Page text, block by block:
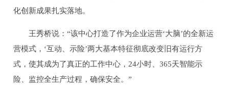
化创新成果扎实落地。
王秀桥说：“该中心打造了作为企业运营‘大脑’的全新运
营模式，‘互动、示险’两大基本特征彻底改变旧有运行方
式，使其成为了真正的工作中心，24小时、365天智能示
险、监控全生产过程，确保安全。”